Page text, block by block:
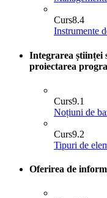
Curs8.4
Instrumente
Integrarea științei
proiectarea
Curs9.1
Noțiuni de
Curs9.2
Tipuri de
Oferirea de